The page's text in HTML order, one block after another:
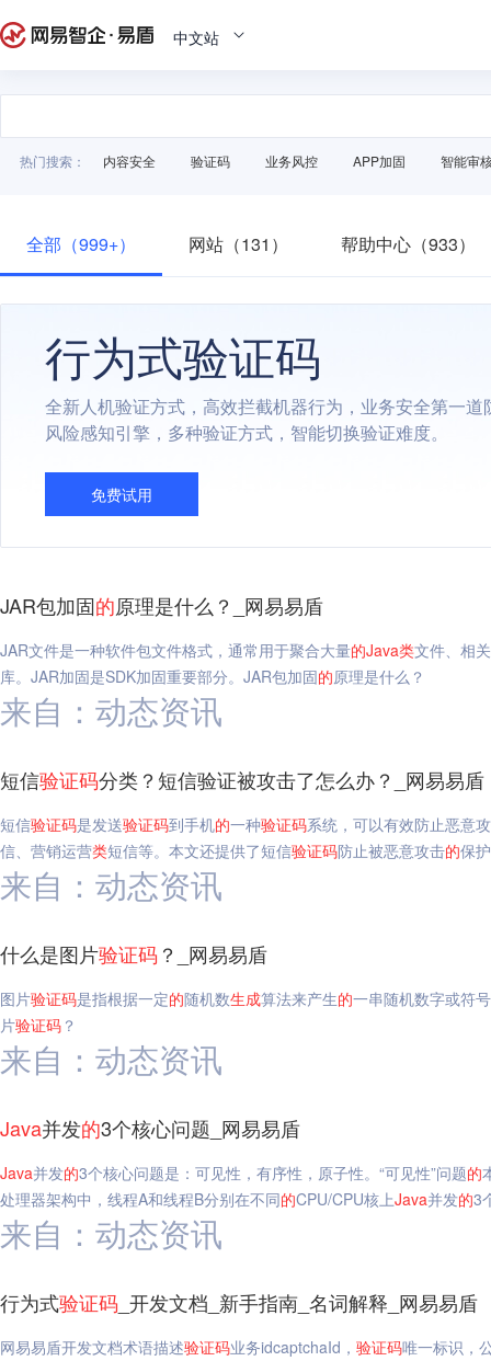
中文站
热门搜索： 内容安全 验证码 业务风控 APP加固 智能审
全部（999+） 网站（131） 帮助中心（933）
行为式验证码
全新人机验证方式，高效拦截机器行为，业务安全第一道
风险感知引擎，多种验证方式，智能切换验证难度。
免费试用
JAR包加固的原理是什么？_网易易盾
JAR文件是一种软件包文件格式，通常用于聚合大量的Java类文件、相关
库。JAR加固是SDK加固重要部分。JAR包加固的原理是什么？
来自：动态资讯
短信验证码分类？短信验证被攻击了怎么办？_网易易盾
短信验证码是发送验证码到手机的一种验证码系统，可以有效防止恶意
信、营销运营类短信等。本文还提供了短信验证码防止被恶意攻击的保
来自：动态资讯
什么是图片验证码 ？_网易易盾
图片验证码是指根据一定的随机数生成算法来产生的一串随机数字或符
片验证码 ？
来自：动态资讯
Java并发的3个核心问题_网易易盾
Java并发的3个核心问题是：可见性，有序性，原子性。“可见性”问题的
处理器架构中，线程A和线程B分别在不同的CPU/CPU核上Java并发的3
来自：动态资讯
行为式验证码 _开发文档_新手指南_名词解释_网易易盾
网易易盾开发文档术语描述验证码业务idcaptchaId， 验证码唯一标识，